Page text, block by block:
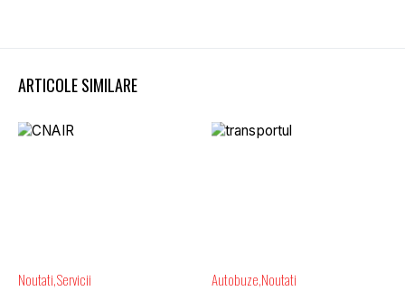
ARTICOLE SIMILARE
Noutati Servicii Autobuze Noutati